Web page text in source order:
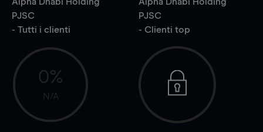
PJSC
- Tutti i clienti
0%
N/A
PJSC
- Clienti top